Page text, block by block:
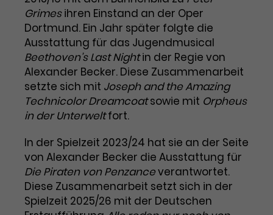
Zweck
Analytics installiert. Das Cookie
wird verwendet, um Informationen
darüber zu speichern, wie
Besucher*innen eine Website
nutzen, und hilft bei der Erstellung
eines Analyseberichts über die
Performance der Website. Die
erhobenen Daten umfassen in
anonymisierter Form die Anzahl
der Besuche, die Quelle, aus der sie
stammen, und die besuchten
Seiten.
Name _gat_UA-63561367-1
Anbieter Google Ads
Laufzeit 3 Monate
Zweck
Dieses Cookie speichert
Informationen zu Werbeklicks und
dient der Zuordnung von
Conversions zu Google Ads-
Kampagnen.
Name
Anbieter Google / DoubleClick
Grimesihren Einstand an der Oper
Dortmund. Ein Jahr später folgte die
Ausstattung für das Jugendmusical
Beethoven’s Last Nightin der Regie von
Alexander Becker. Diese Zusammenarbeit
setzte sich mit Joseph and the Amazing
Technicolor Dreamcoatsowie mit Orpheus
in der Unterweltfort.
In der Spielzeit 2023/24 hat sie an der Seite
von Alexander Becker die Ausstattung für
Die Piraten von Penzanceverantwortet.
Diese Zusammenarbeit setzt sich in der
Spielzeit 2025/26 mit der Deutschen